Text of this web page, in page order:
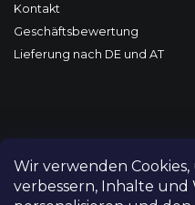
Wir verwenden
verbessern, Inhalte und
Kontakt
Geschäftsbewertung
Lieferung nach DE und AT